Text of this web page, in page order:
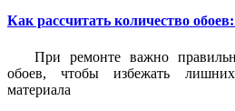
Как рассчитать количество
При ремонте важно
обоев, чтобы избежать
материала